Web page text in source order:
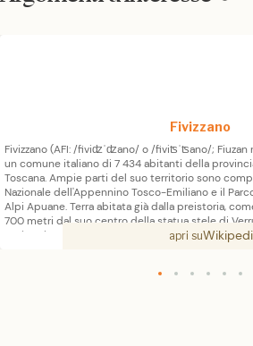
Fivizzano
Fivizzano (AFI: /fiviʣˈʣano/ o /fiviʦˈʦano/;
un comune italiano di 7 434 abitanti della
Toscana. Ampie parti del suo territorio sono
Nazionale dell'Appennino Tosco-Emiliano e il
Alpi Apuane. Terra abitata già dalla preistoria,
700 metri dal suo centro della statua stele di
preistorico del Masso di Nazio e il sovrastante
insediamento dei Sengauni o Liguri Apuani. Il
apri su